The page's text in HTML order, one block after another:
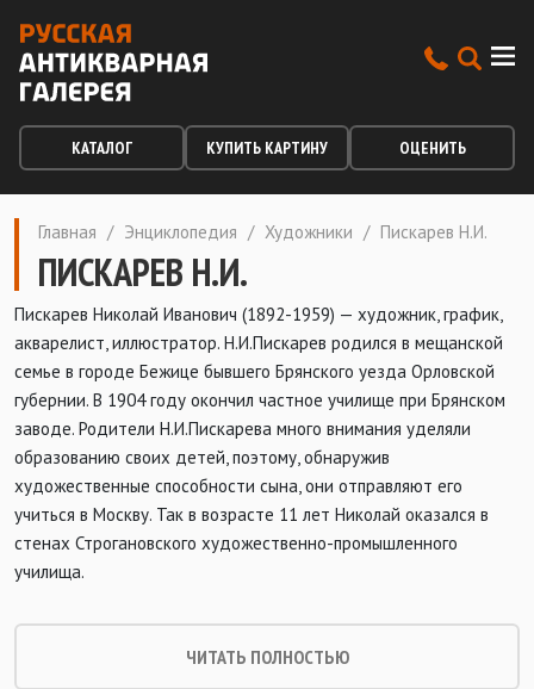
КАТАЛОГ КУПИТЬ КАРТИНУ ОЦЕНИТЬ
Главная / Энциклопедия / Художники / Пискарев Н.И.
ПИСКАРЕВ Н.И.
Пискарев Николай Иванович (1892-1959) — художник, график,
акварелист, иллюстратор. Н.И.Пискарев родился в мещанской
семье в городе Бежице бывшего Брянского уезда Орловской
губернии. В 1904 году окончил частное училище при Брянском
заводе. Родители Н.И.Пискарева много внимания уделяли
образованию своих детей, поэтому, обнаружив
художественные способности сына, они отправляют его
учиться в Москву. Так в возрасте 11 лет Николай оказался в
стенах Строгановского художественно-промышленного
училища.
ЧИТАТЬ ПОЛНОСТЬЮ